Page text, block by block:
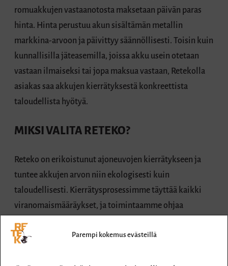
Parempi kokemus evästeillä
romuakkujen vastaanotosta maksetaan päivän paras
hinta. Hinta perustuu akun sisältämän metallin
markkina-arvoon ja päivittyy säännöllisesti. Toisin kuin
kunnallisilla jäteasemilla, joissa akku usein otetaan
vastaan ilmaiseksi tai jopa maksua vastaan, Retekolla
asiakas saa akkujen kierrätyksestä konkreettista
taloudellista hyötyä.
MIKSI VALITA RETEKO?
Reteko on erikoistunut ajoneuvojen kierrätykseen ja
tuntee akkujen arvon niin ekologisesti kuin
taloudellisesti. Kierrätysprosessimme täyttää kaikki
viranomaismääräykset, ja toimintaamme ohjaa
vastuullisuus – niin luonnon kuin asiakkaidenkin
suuntaan. Kun tuot akun suoraan Retekon